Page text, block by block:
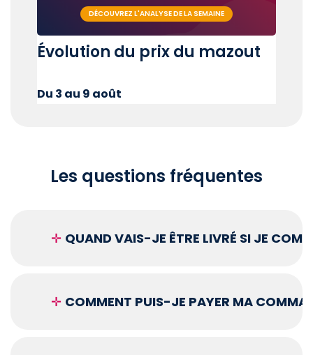
DÉCOUVREZ L'ANALYSE DE LA SEMAINE
Évolution du prix du mazout
Du 3 au 9 août
Les questions fréquentes
✛ QUAND VAIS-JE ÊTRE LIVRÉ SI JE
✛ COMMENT PUIS-JE PAYER MA